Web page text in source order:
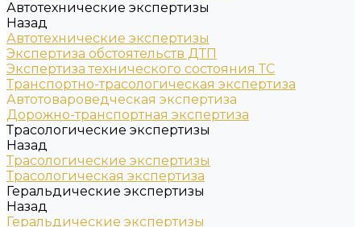
Автотехнические экспертизы
Назад
Автотехнические экспертизы
Экспертиза обстоятельств ДТП
Экспертиза технического состояния ТС
Транспортно-трасологическая экспертиза
Автотовароведческая экспертиза
Дорожно-транспортная экспертиза
Трасологические экспертизы
Назад
Трасологические экспертизы
Трасологическая экспертиза
Геральдические экспертизы
Назад
Геральдические экспертизы